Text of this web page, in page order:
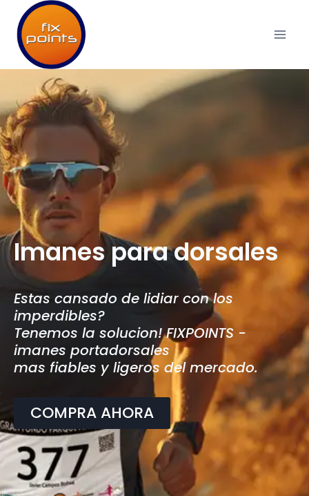
Imanes para dorsales
Estas cansado de lidiar con los
imperdibles?
Tenemos la solucion! FIXPOINTS -
imanes portadorsales
mas fiables y ligeros del mercado.
COMPRA AHORA